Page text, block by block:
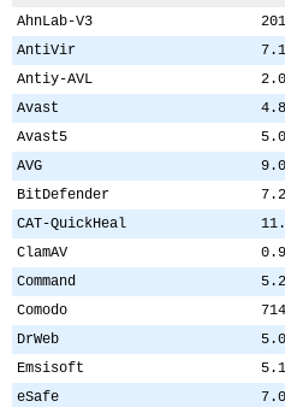
AhnLab-V3
AntiVir
Antiy-AVL
Avast
Avast5
AVG
BitDefender
7.2
CAT-QuickHeal
ClamAV
Command
Comodo
DrWeb
Emsisoft
eSafe